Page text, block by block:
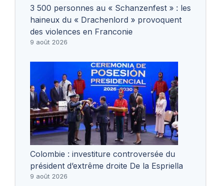
3 500 personnes au « Schanzenfest » : les
haineux du « Drachenlord » provoquent
des violences en Franconie
9 août 2026
Colombie : investiture controversée du
président d’extrême droite De la Espriella
9 août 2026